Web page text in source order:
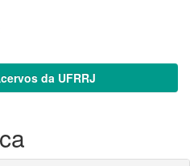
da UFRRJ